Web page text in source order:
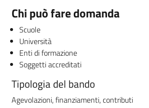
Chi può fare domanda
Scuole
Università
Enti di formazione
Soggetti accreditati
Tipologia del bando
Agevolazioni, finanziamenti, contributi